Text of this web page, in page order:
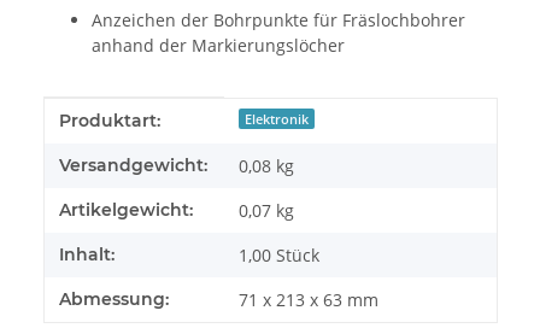
Anzeichen der Bohrpunkte für Fräslochbohrer
anhand der Markierungslöcher
Produkteigenschaft
Wert
Produktart: Elektronik
Versandgewicht: 0,08 kg
Artikelgewicht: 0,07 kg
Inhalt: 1,00 Stück
Abmessung: 71 x 213 x 63 mm